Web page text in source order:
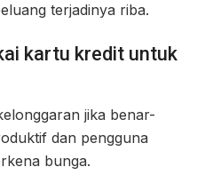
terjadinya riba.
kartu kredit untuk
jika benar-
dan pengguna
bunga.